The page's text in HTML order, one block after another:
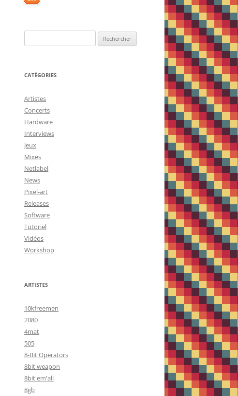
CATÉGORIES
Artistes
Concerts
Hardware
Interviews
Jeux
Mixes
Netlabel
News
Pixel-art
Releases
Software
Tutoriel
Vidéos
Workshop
ARTISTES
10kfreemen
2080
4mat
505
8-Bit Operators
8bit weapon
8bit'em'all
8gb